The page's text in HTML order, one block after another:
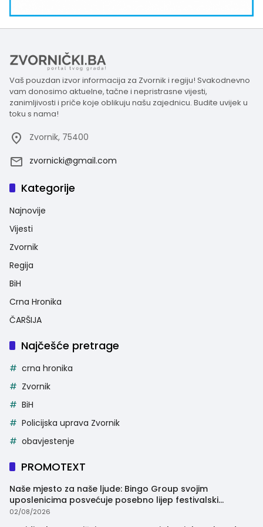
Vaš pouzdan izvor informacija za Zvornik i regiju! Svakodnevno
vam donosimo aktuelne, tačne i nepristrasne vijesti,
zanimljivosti i priče koje oblikuju našu zajednicu. Budite uvijek u
toku s nama!
Zvornik, 75400
zvornicki@gmail.com
Kategorije
Najnovije
Vijesti
Zvornik
Regija
BiH
Crna Hronika
ČARŠIJA
Najčešće pretrage
crna hronika
Zvornik
BiH
Policijska uprava Zvornik
obavjestenje
PROMOTEXT
Naše mjesto za naše ljude: Bingo Group svojim
uposlenicima posvećuje posebno lijep festivalski
trenutak
02/08/2026